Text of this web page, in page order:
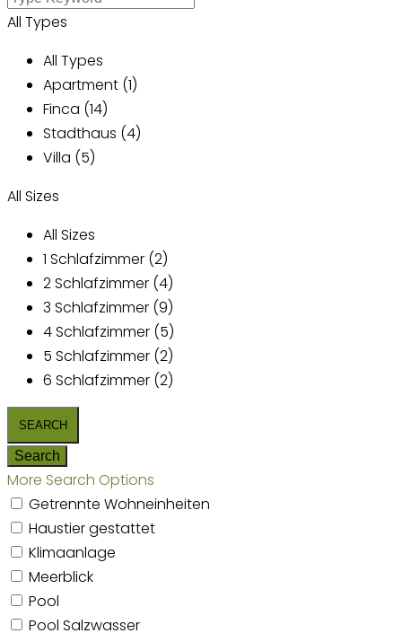
All Types
All Types
Apartment (1)
Finca (14)
Stadthaus (4)
Villa (5)
All Sizes
All Sizes
1 Schlafzimmer (2)
2 Schlafzimmer (4)
3 Schlafzimmer (9)
4 Schlafzimmer (5)
5 Schlafzimmer (2)
6 Schlafzimmer (2)
More Search Options
Getrennte Wohneinheiten
Haustier gestattet
Klimaanlage
Meerblick
Pool
Pool Salzwasser